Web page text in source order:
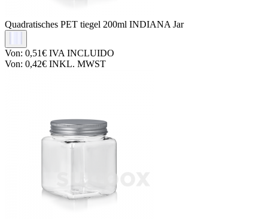
Quadratisches PET tiegel 200ml INDIANA Jar
Von: 0,51€ IVA INCLUIDO
Von: 0,42€ INKL. MWST